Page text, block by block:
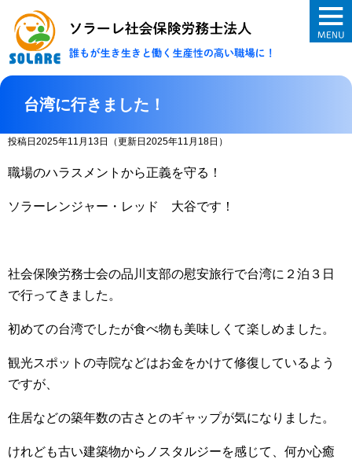
ソラーレ社会保
台湾に行きました！
投稿日2025年11月13日 （更新日2025年11月18日）
職場のハラスメントから正義を守る！
ソラーレンジャー・レッド 大谷です！
社会保険労務士会の品川支部の慰安旅行で台湾に２泊３日
で行ってきました。
初めての台湾でしたが食べ物も美味しくて楽しめました。
観光スポットの寺院などはお金をかけて修復しているよう
ですが、
住居などの築年数の古さとのギャップが気になりました。
けれども古い建築物からノスタルジーを感じて、何か心癒